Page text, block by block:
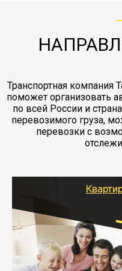
заканчивая
Транспортная компания
поможет организовать
по всей России и
перевозимого груза,
перевозки с
от